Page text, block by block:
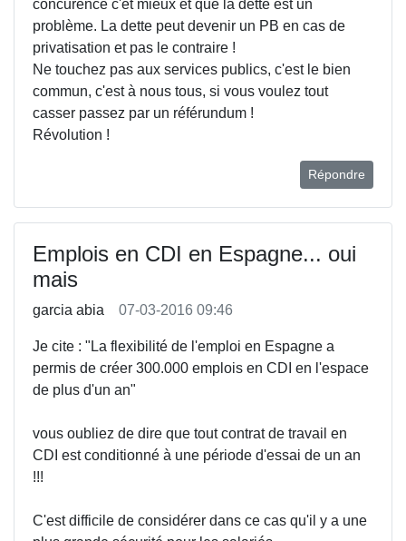
concurence c'et mieux et que la dette est un
problème. La dette peut devenir un PB en cas de
privatisation et pas le contraire !
Ne touchez pas aux services publics, c'est le bien
commun, c'est à nous tous, si vous voulez tout
casser passez par un référundum !
Révolution !
Répondre
Emplois en CDI en Espagne... oui
mais
garcia abia 07-03-2016 09:46
Je cite : "La flexibilité de l'emploi en Espagne a
permis de créer 300.000 emplois en CDI en l'espace
de plus d'un an"
vous oubliez de dire que tout contrat de travail en
CDI est conditionné à une période d'essai de un an
!!!
C'est difficile de considérer dans ce cas qu'il y a une